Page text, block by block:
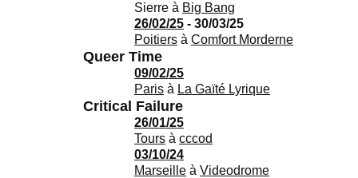
Sierre à Big Bang
26/02/25 - 30/03/25
Poitiers à Comfort Morderne
Queer Time
09/02/25
Paris à La Gaïté Lyrique
Critical Failure
26/01/25
Tours à cccod
03/10/24
Marseille à Videodrome